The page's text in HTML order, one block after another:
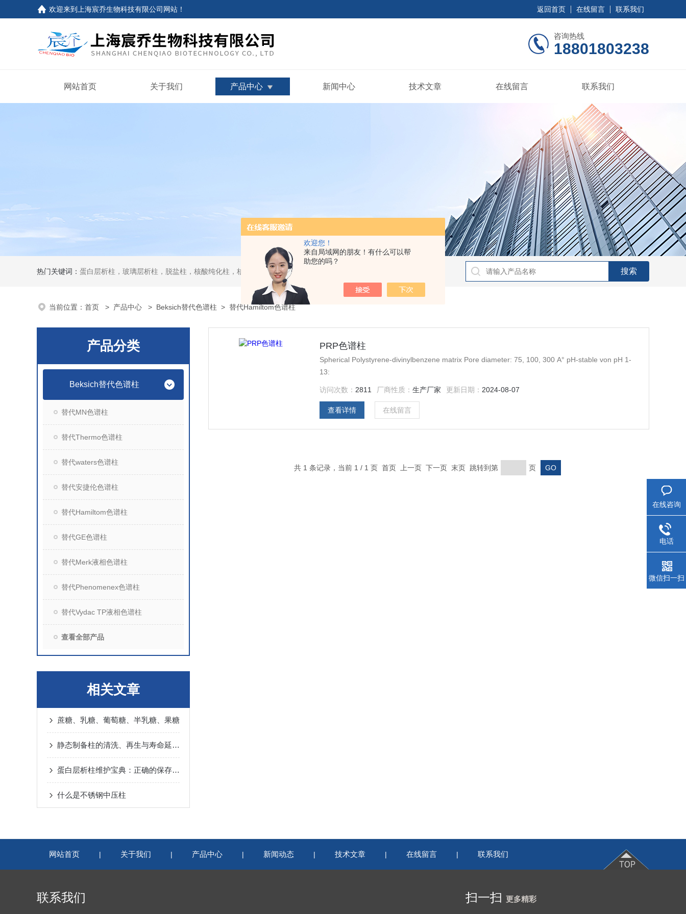
欢迎您！
来自局域网的朋友！有什么可以帮
助您的吗？
欢迎来到上海宸乔生物科技有限公司网站！ 返回首页 在线留言 联系我们
咨询热线
18801803238
网站首页 关于我们 产品中心 新闻中心 技术文章 在线留言 联系我们
热门关键词： 蛋白层析柱，玻璃层析柱，脱盐柱，核酸纯化柱，核酸分离柱，DAC制备柱，分子筛空柱，装柱机
当前位置： 首页 > 产品中心 > Beksich替代色谱柱 > 替代Hamiltom色谱柱
产品分类
Beksich替代色谱柱
替代MN色谱柱
替代Thermo色谱柱
替代waters色谱柱
替代安捷伦色谱柱
替代Hamiltom色谱柱
替代GE色谱柱
替代Merk液相色谱柱
替代Phenomenex色谱柱
替代Vydac TP液相色谱柱
查看全部产品
相关文章
蔗糖、乳糖、葡萄糖、半乳糖、果糖
静态制备柱的清洗、再生与寿命延长方案
蛋白层析柱维护宝典：正确的保存方法与避免柱床干涸的关键要点
什么是不锈钢中压柱
PRP色谱柱
Spherical Polystyrene-divinylbenzene matrix Pore diameter: 75, 100, 300 A° pH-stable von pH 1-
13:
访问次数： 2811 厂商性质：生产厂家 更新日期： 2024-08-07
查看详情 在线留言
共 1 条记录，当前 1 / 1 页 首页 上一页 下一页 末页 跳转到第 页
网站首页 | 关于我们 | 产品中心 | 新闻动态 | 技术文章 | 在线留言 | 联系我们
联系我们 扫一扫 更多精彩
在线咨询
电话
微信扫一扫